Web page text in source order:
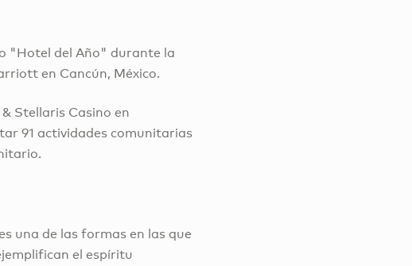
"Hotel del Año" durante la
en Cancún, México.
Stellaris Casino en
91 actividades comunitarias
una de las formas en las que
el espíritu